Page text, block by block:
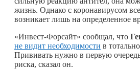
жизнь. Однако с коронавирусом
возникает лишь на определенное
«Инвест-Форсайт» сообщал, что
не видит необходимости в
Прививать нужно в первую
риска, сказал он.